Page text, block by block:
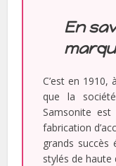
En
C’est en 1910,
que la
Samsonite est
fabrication
grands succès
stylés de haute